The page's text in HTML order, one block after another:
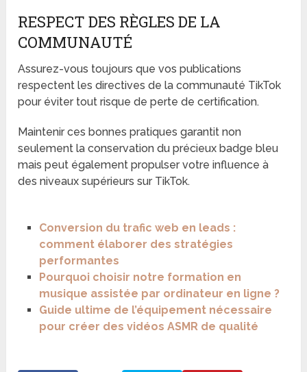
RESPECT DES RÈGLES DE LA
COMMUNAUTÉ
Assurez-vous toujours que vos publications
respectent les directives de la communauté TikTok
pour éviter tout risque de perte de certification.
Maintenir ces bonnes pratiques garantit non
seulement la conservation du précieux badge bleu
mais peut également propulser votre influence à
des niveaux supérieurs sur TikTok.
Conversion du trafic web en leads :
comment élaborer des stratégies
performantes
Pourquoi choisir notre formation en
musique assistée par ordinateur en ligne ?
Guide ultime de l’équipement nécessaire
pour créer des vidéos ASMR de qualité